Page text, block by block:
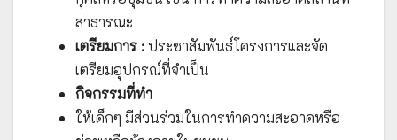
สาธารณะ
เตรียมการ :ประชาสัมพันธ์โครงการและจัด
เตรียมอุปกรณ์ที่จำเป็น
กิจกรรมที่ทำ
ให้เด็กๆ มีส่วนร่วมในการทำความสะอาดหรือ